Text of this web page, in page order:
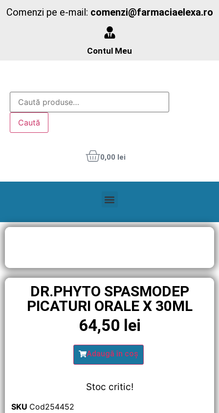
Comenzi pe e-mail: comenzi@farmaciaelexa.ro
Contul Meu
Caută
0,00 lei
DR.PHYTO SPASMODEP
PICATURI ORALE X 30ML
64,50 lei
Adaugă în coș
Stoc critic!
SKU Cod254452